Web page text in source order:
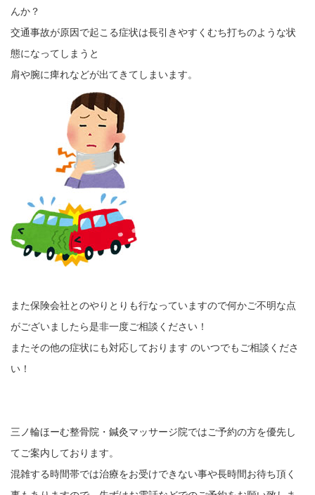
んか？
交通事故が原因で起こる症状は長引きやすくむち打ちのような状
態になってしまうと
肩や腕に痺れなどが出てきてしまいます。
また保険会社とのやりとりも行なっていますので何かご不明な点
がございましたら是非一度ご相談ください！
またその他の症状にも対応しております のいつでもご相談くださ
い！
三ノ輪ほーむ整骨院・鍼灸マッサージ院ではご予約の方を優先し
てご案内しております。
混雑する時間帯では治療をお受けできない事や長時間お待ち頂く